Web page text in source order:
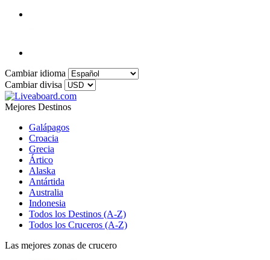
Cambiar idioma
Cambiar divisa
Mejores Destinos
Galápagos
Croacia
Grecia
Ártico
Alaska
Antártida
Australia
Indonesia
Todos los Destinos (A-Z)
Todos los Cruceros (A-Z)
Las mejores zonas de crucero